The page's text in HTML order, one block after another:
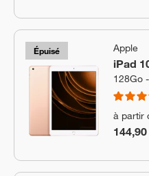
Épuisé Apple
iPad
128Go
à partir